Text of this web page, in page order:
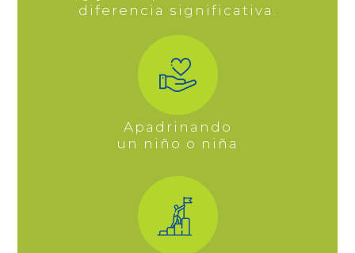
diferencia significativa.
Apadrinando
un niño o niña